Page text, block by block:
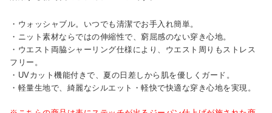
・ウォッシャブル。いつでも清潔でお手入れ簡単。
・ニット素材ならではの伸縮性で、窮屈感のない穿き心地。
・ウエスト両脇シャーリング仕様により、ウエスト周りもストレス
フリー。
・UVカット機能付きで、夏の日差しから肌を優しくガード。
・軽量生地で、綺麗なシルエット・軽快で快適な穿き心地を実現。